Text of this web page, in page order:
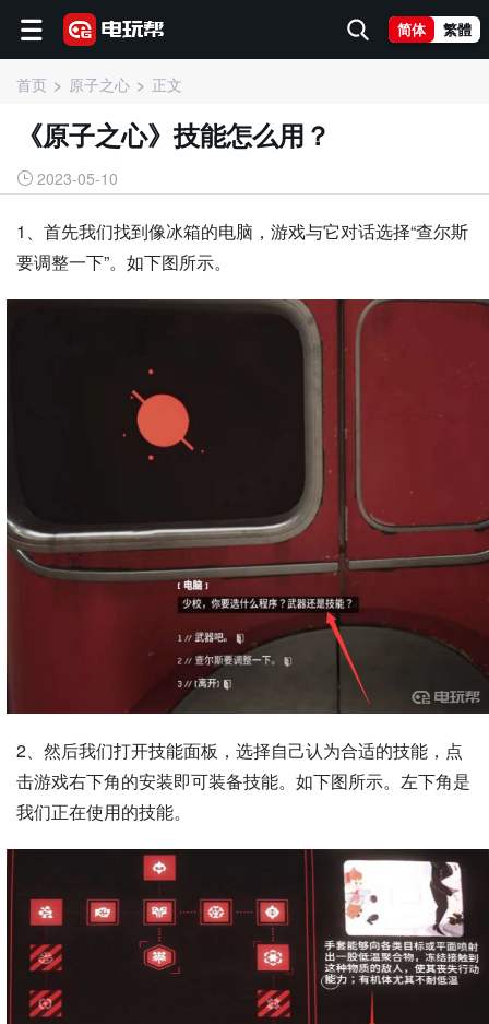
简体 繁體
首页 原子之心 正文
《原子之心》技能怎么用？
2023-05-10
1、首先我们找到像冰箱的电脑，游戏与它对话选择“查尔斯
要调整一下”。如下图所示。
2、然后我们打开技能面板，选择自己认为合适的技能，点
击游戏右下角的安装即可装备技能。如下图所示。左下角是
我们正在使用的技能。